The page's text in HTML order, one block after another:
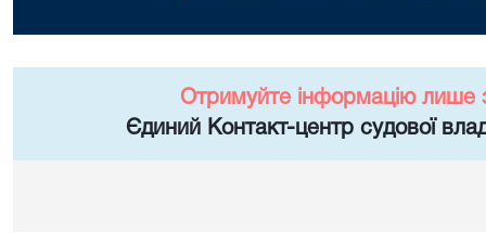
Отримуйте інформацію лише
Єдиний Контакт-центр судової